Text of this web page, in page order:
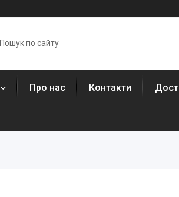
Про нас Контакти